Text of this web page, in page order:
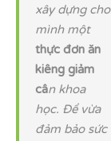
xây dựng cho
mình một
thực đơn ăn
kiêng giảm
cân khoa
học. Để vừa
đảm bảo sức